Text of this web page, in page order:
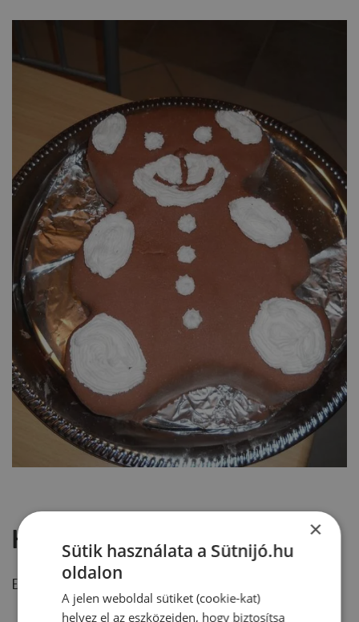
Hozzászólások
Ehhez a recepthez még nem érkezett hozzászólás.
×
Sütik használata a Sütnijó.hu
oldalon
A jelen weboldal sütiket (cookie-kat)
helyez el az eszközeiden, hogy biztosítsa